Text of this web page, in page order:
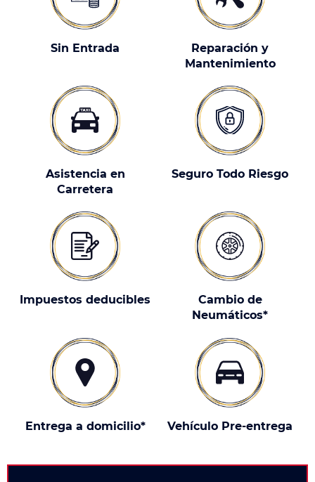
Sin Entrada
Reparación y
Mantenimiento
Asistencia en
Carretera
Seguro Todo Riesgo
Impuestos deducibles
Cambio de
Neumáticos*
Entrega a domicilio* Vehículo Pre-entrega